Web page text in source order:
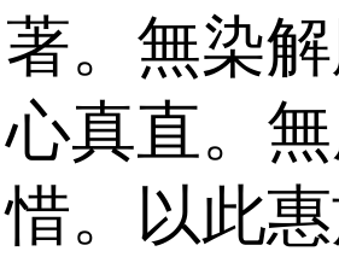
著。無染
心真直。
惜。以此